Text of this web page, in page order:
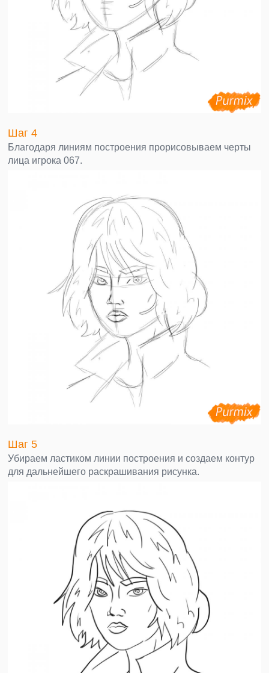
Шаг 4
Благодаря линиям построения прорисовываем черты
лица игрока 067.
Шаг 5
Убираем ластиком линии построения и создаем контур
для дальнейшего раскрашивания рисунка.